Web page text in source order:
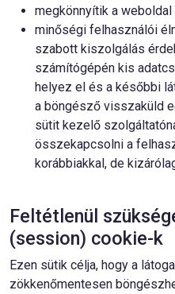
megkönnyítik a weboldal
minőségi felhasználói
szabott kiszolgálás
számítógépén kis
helyez el és a későbbi
a böngésző visszaküld
sütit kezelő
összekapcsolni a
korábbiakkal, de
Feltétlenül
(session) cookie-k
Ezen sütik célja, hogy a
zökkenőmentesen